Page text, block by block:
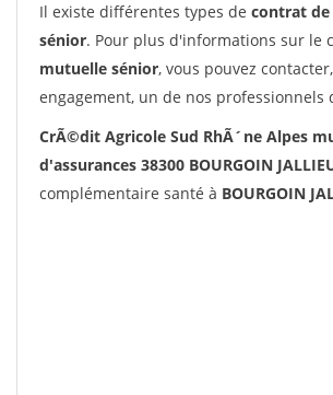
Il existe différentes types de contrat
sénior. Pour plus d'informations sur le
mutuelle sénior, vous pouvez
engagement, un de nos professionnels
CrÃ©dit Agricole Sud RhÃ´ne Alpes
d'assurances 38300 BOURGOIN
complémentaire santé à BOURGOIN